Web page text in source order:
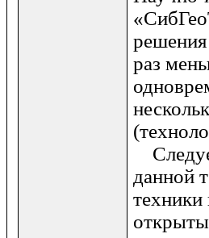
раз
данной